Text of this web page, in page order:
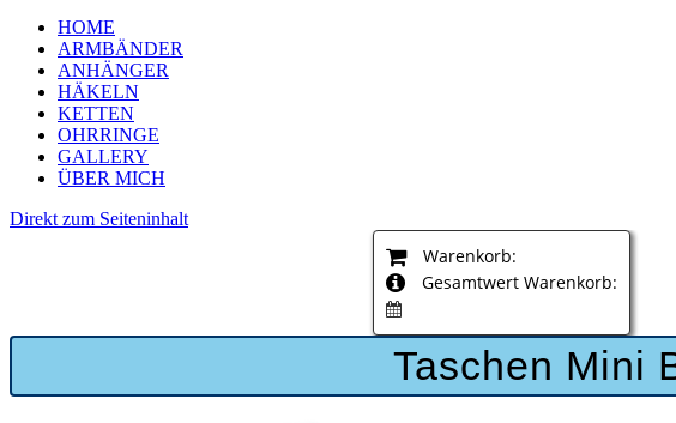
HOME
ARMBÄNDER
ANHÄNGER
HÄKELN
KETTEN
OHRRINGE
GALLERY
ÜBER MICH
Direkt zum Seiteninhalt
Warenkorb:
Gesamtwert Warenkorb:
Taschen Mini